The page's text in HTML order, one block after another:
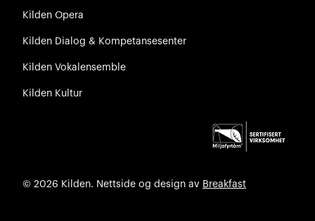
Kilden Opera
Kilden Dialog & Kompetansesenter
Kilden Vokalensemble
Kilden Kultur
© 2026 Kilden. Nettside og design av Breakfast